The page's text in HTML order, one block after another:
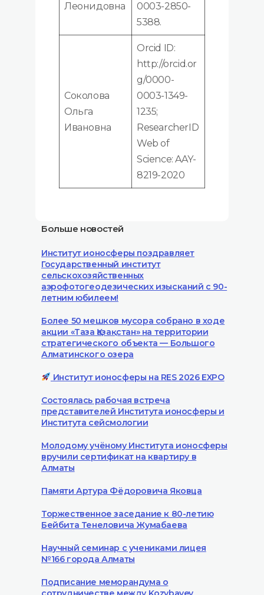
Леонидовна
0003-2850-
5388.
Соколова
Ольга
Ивановна
Orcid ID:
http://orcid.or
g/0000-
0003-1349-
1235;
ResearcherID
Web of
Science: AAY-
8219-2020
Больше новостей
Институт ионосферы поздравляет
Государственный институт
сельскохозяйственных
аэрофотогеодезических изысканий с 90-
летним юбилеем!
Более 50 мешков мусора собрано в ходе
акции «Таза Қазақстан» на территории
стратегического объекта — Большого
Алматинского озера
Институт ионосферы на RES 2026 EXPO
Состоялась рабочая встреча
представителей Института ионосферы и
Института сейсмологии
Молодому учёному Института ионосферы
вручили сертификат на квартиру в
Алматы
Памяти Артура Фёдоровича Яковца
Торжественное заседание к 80-летию
Бейбита Тенеловича Жумабаева
Научный семинар с учениками лицея
№166 города Алматы
Подписание меморандума о